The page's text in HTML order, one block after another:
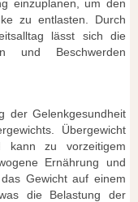
einzuplanen, um den
zu entlasten. Durch
lässt sich die
und Beschwerden
der Gelenkgesundheit
Übergewicht
kann zu vorzeitigem
Ernährung und
Gewicht auf einem
die Belastung der